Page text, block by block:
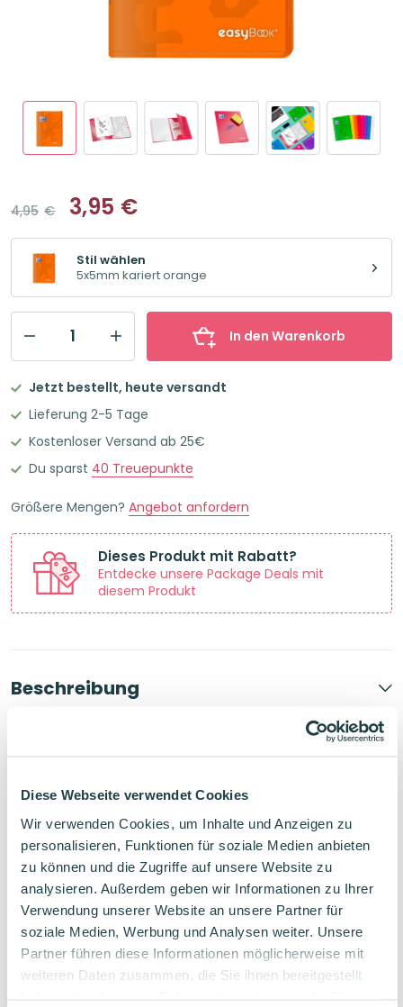
Diese Webseite verwendet Cookies
Wir verwenden Cookies, um Inhalte und Anzeigen zu
personalisieren, Funktionen für soziale Medien anbieten
zu können und die Zugriffe auf unsere Website zu
analysieren. Außerdem geben wir Informationen zu Ihrer
Verwendung unserer Website an unsere Partner für
soziale Medien, Werbung und Analysen weiter. Unsere
Partner führen diese Informationen möglicherweise mit
weiteren Daten zusammen, die Sie ihnen bereitgestellt
4,95 €
Ursprünglicher
Preis
war:
4,95€
3,95 €
Aktueller
Preis
ist:
3,95€.
Stil wählen
5x5mm kariert orange
A5
Notizbuch
Polypro-
Umschlag
Seiten
5x5mm
Kariert
In den Warenkorb
Jetzt bestellt, heute versandt
Lieferung 2-5 Tage
Kostenloser Versand ab 25€
Du sparst 40 Treuepunkte
Größere Mengen? Angebot anfordern
Dieses Produkt mit Rabatt?
Entdecke unsere Package Deals mit
diesem Produkt
Beschreibung
Bewertungen
0